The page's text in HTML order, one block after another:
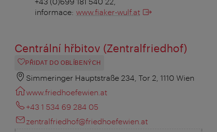
informace: www.fiaker-wulf.at
Centrální hřbitov (Zentralfriedhof)
PŘIDAT DO OBLÍBENÝCH
Simmeringer Hauptstraße 234, Tor 2, 1110 Wien
www.friedhoefewien.at
+43 1 534 69 284 05
zentralfriedhof@friedhoefewien.at